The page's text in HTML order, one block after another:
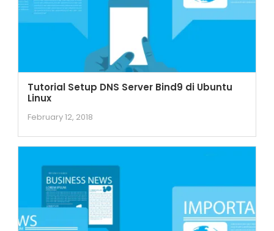
Tutorial Setup DNS Server Bind9 di Ubuntu
Linux
February 12, 2018